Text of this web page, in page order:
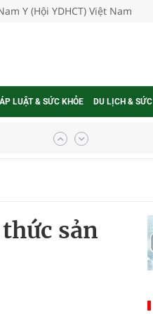
Y (Hội YDHCT) Việt Nam
LUẬT & SỨC KHỎE DU LỊCH &
sản